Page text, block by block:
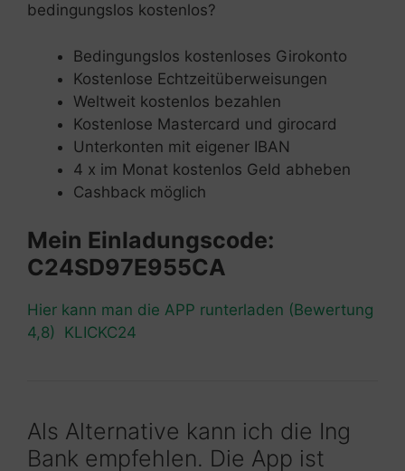
bedingungslos kostenlos?
Bedingungslos kostenloses Girokonto
Kostenlose Echtzeitüberweisungen
Weltweit kostenlos bezahlen
Kostenlose Mastercard und girocard
Unterkonten mit eigener IBAN
4 x im Monat kostenlos Geld abheben
Cashback möglich
Mein Einladungscode:
C24SD97E955CA
Hier kann man die APP runterladen (Bewertung
4,8) KLICKC24
Als Alternative kann ich die Ing
Bank empfehlen. Die App ist